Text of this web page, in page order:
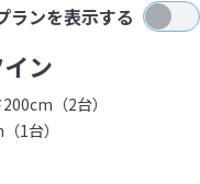
ランを表示する
ン
（2台）
1台）